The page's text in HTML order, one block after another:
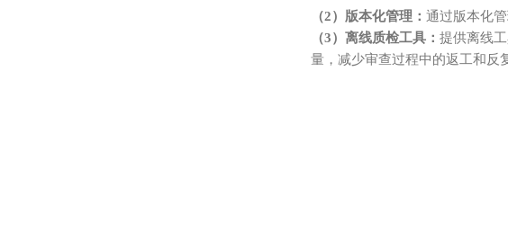
（2）版本化管理： 通过版本化
（3）离线质检工具： 提供离线
量，减少审查过程中的返工和反